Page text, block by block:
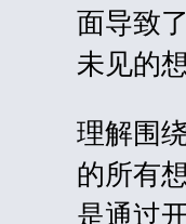
面导致
未见的
理解围
的所有
是通过